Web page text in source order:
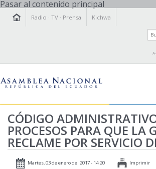
Pasar al contenido principal
Radio ·TV · Prensa Kichwa
A-
LA ASAMBLEA
LEGISLAMOS
FISCALIZAMOS
CÓDIGO
PROCESOS PARA QUE LA
RECLAME POR SERVICIO
Martes, 03 de enero del 2017 - 14:20 Imprimir